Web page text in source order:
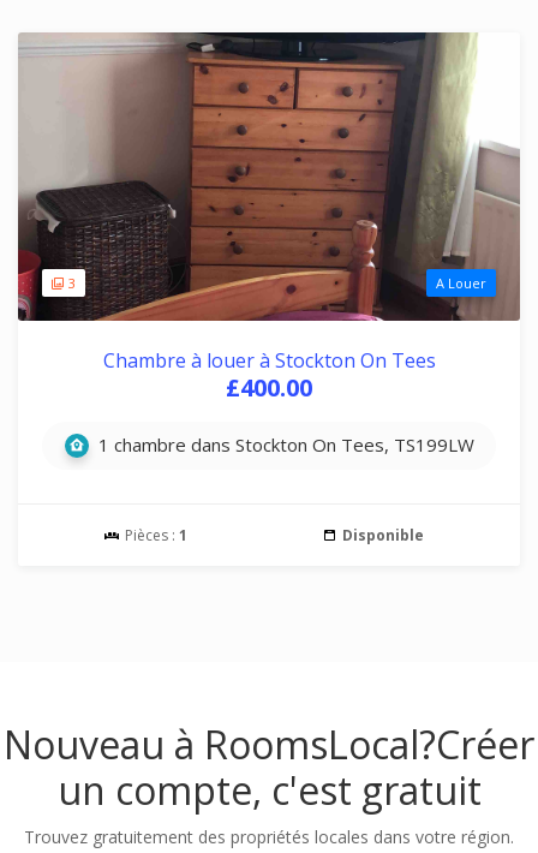
3 A Louer
Chambre à louer à Stockton On Tees
£400.00
1 chambre dans Stockton On Tees, TS199LW
Pièces : 1 Disponible
Nouveau à RoomsLocal?Créer
un compte, c'est gratuit
Trouvez gratuitement des propriétés locales dans votre région.